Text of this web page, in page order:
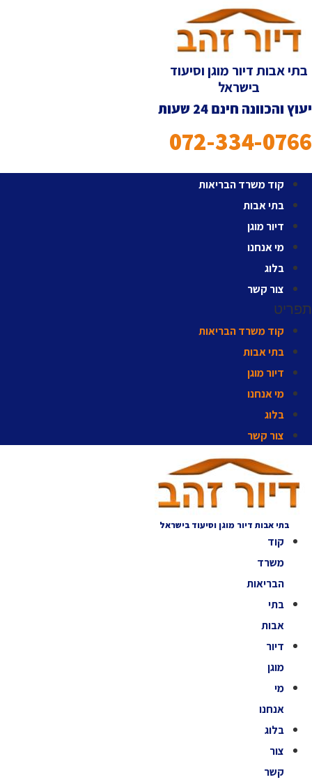
לתוכן
בתי אבות דיור מוגן וסיעוד
בישראל
יעוץ והכוונה חינם 24 שעות
072-334-0766
קוד משרד הבריאות
בתי אבות
דיור מוגן
מי אנחנו
בלוג
צור קשר
תפריט
קוד משרד הבריאות
בתי אבות
דיור מוגן
מי אנחנו
בלוג
צור קשר
בתי אבות דיור מוגן וסיעוד בישראל
קוד
משרד
הבריאות
בתי
אבות
דיור
מוגן
מי
אנחנו
בלוג
צור
קשר